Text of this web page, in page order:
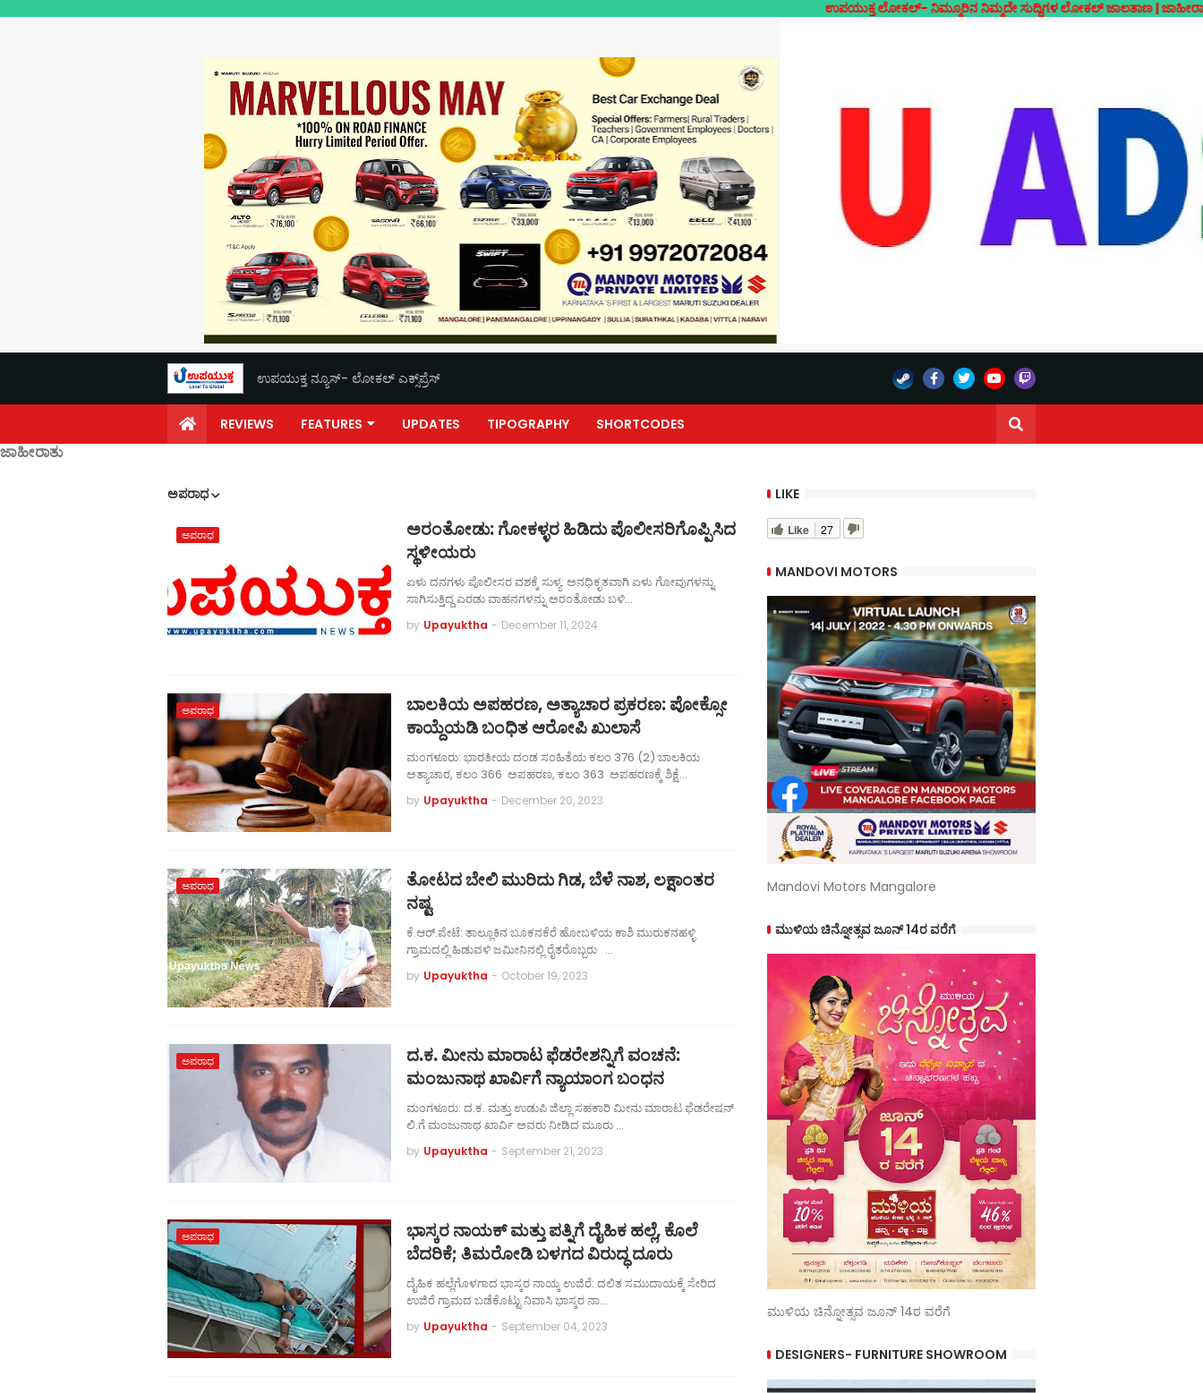
ಉಪಯುಕ್ತ ಲೋಕಲ್- ನಿಮ್ಮೂರಿನ ನಿಮ್ಮದೇ ಸುದ್ದಿಗಳ ಲೋಕಲ್ ಜಾಲತಾಣ | ಜಾಹೀರಾತುಗಳಿಗಾಗಿ
ಉಪಯುಕ್ತ ನ್ಯೂಸ್- ಲೋಕಲ್ ಎಕ್ಸ್‌ಪ್ರೆಸ್‌
REVIEWS FEATURES UPDATES TIPOGRAPHY SHORTCODES
ಜಾಹೀರಾತು
ಅಪರಾಧ
ಅಪರಾಧ
ಅರಂತೋಡು: ಗೋಕಳ್ಳರ ಹಿಡಿದು ಪೊಲೀಸರಿಗೊಪ್ಪಿಸಿದ
ಸ್ಥಳೀಯರು
ಏಳು ದನಗಳು ಪೊಲೀಸರ ವಶಕ್ಕೆ ಸುಳ್ಯ: ಅನಧಿಕೃತವಾಗಿ ಏಳು ಗೋವುಗಳನ್ನು
ಸಾಗಿಸುತ್ತಿದ್ದ ಎರಡು ವಾಹನಗಳನ್ನು ಅರಂತೋಡು ಬಳಿ…
by Upayuktha - December 11, 2024
ಅಪರಾಧ
ಬಾಲಕಿಯ ಅಪಹರಣ, ಅತ್ಯಾಚಾರ ಪ್ರಕರಣ: ಪೋಕ್ಸೋ
ಕಾಯ್ದೆಯಡಿ ಬಂಧಿತ ಆರೋಪಿ ಖುಲಾಸೆ
ಮಂಗಳೂರು: ಭಾರತೀಯ ದಂಡ ಸಂಹಿತೆಯ ಕಲಂ 376 (2) ಬಾಲಕಿಯ
ಅತ್ಯಾಚಾರ, ಕಲಂ 366 ಅಪಹರಣ, ಕಲಂ 363 ಅಪಹರಣಕ್ಕೆ ಶಿಕ್ಷೆ…
by Upayuktha - December 20, 2023
ಅಪರಾಧ
ತೋಟದ ಬೇಲಿ ಮುರಿದು ಗಿಡ, ಬೆಳೆ ನಾಶ, ಲಕ್ಷಾಂತರ
ನಷ್ಟ
ಕೆ.ಆರ್.ಪೇಟೆ: ತಾಲ್ಲೂಕಿನ ಬೂಕನಕೆರೆ ಹೋಬಳಿಯ ಕಾಶಿ ಮುರುಕನಹಳ್ಳಿ
ಗ್ರಾಮದಲ್ಲಿ ಹಿಡುವಳಿ ಜಮೀನಿನಲ್ಲಿ ರೈತರೊಬ್ಬರು …
by Upayuktha - October 19, 2023
ಅಪರಾಧ
ದ.ಕ. ಮೀನು ಮಾರಾಟ ಫೆಡರೇಶನ್ನಿಗೆ ವಂಚನೆ:
ಮಂಜುನಾಥ ಖಾರ್ವಿಗೆ ನ್ಯಾಯಾಂಗ ಬಂಧನ
ಮಂಗಳೂರು: ದ.ಕ. ಮತ್ತು ಉಡುಪಿ ಜಿಲ್ಲಾ ಸಹಕಾರಿ ಮೀನು ಮಾರಾಟ ಫೆಡರೇಷನ್‌
ಲಿ.ಗೆ ಮಂಜುನಾಥ ಖಾರ್ವಿ ಅವರು ನೀಡಿದ ಮೂರು …
by Upayuktha - September 21, 2023
ಅಪರಾಧ
ಭಾಸ್ಕರ ನಾಯಕ್ ಮತ್ತು ಪತ್ನಿಗೆ ದೈಹಿಕ ಹಲ್ಲೆ, ಕೊಲೆ
ಬೆದರಿಕೆ; ತಿಮರೋಡಿ ಬಳಗದ ವಿರುದ್ಧ ದೂರು
ದೈಹಿಕ ಹಲ್ಲೆಗೊಳಗಾದ ಭಾಸ್ಕರ ನಾಯ್ಕ ಉಜಿರೆ: ದಲಿತ ಸಮುದಾಯಕ್ಕೆ ಸೇರಿದ
ಉಜಿರೆ ಗ್ರಾಮದ ಬಡೆಕೊಟ್ಟು ನಿವಾಸಿ ಭಾಸ್ಕರ ನಾ…
by Upayuktha - September 04, 2023
LIKE
Like 27
MANDOVI MOTORS
Mandovi Motors Mangalore
ಮುಳಿಯ ಚಿನ್ನೋತ್ಸವ ಜೂನ್ 14ರ ವರೆಗೆ
ಮುಳಿಯ ಚಿನ್ನೋತ್ಸವ ಜೂನ್ 14ರ ವರೆಗೆ
DESIGNERS- FURNITURE SHOWROOM